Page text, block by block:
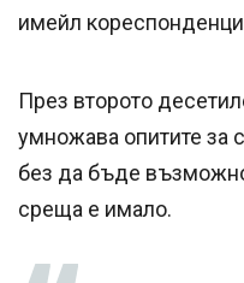
имейл
През второто
умножава опитите за
без да бъде
среща е имало.